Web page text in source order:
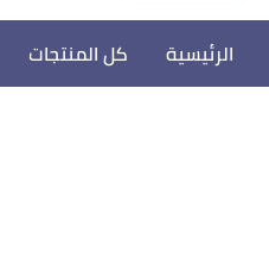
الرئيسية كل المنتجات